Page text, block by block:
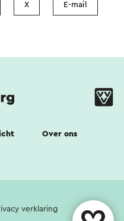
X E-mail
Over ons
verklaring